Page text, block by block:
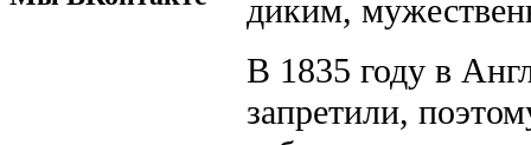
диким,
В 1835 году в
запретили,